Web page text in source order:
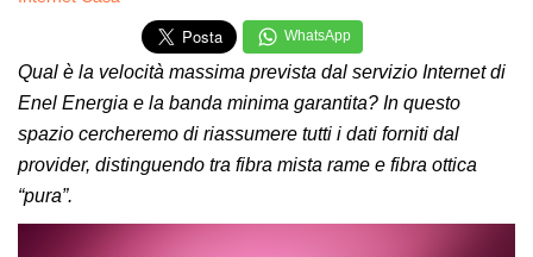
WhatsApp
Qual è la velocità massima prevista dal servizio Internet di
Enel Energia e la banda minima garantita? In questo
spazio cercheremo di riassumere tutti i dati forniti dal
provider, distinguendo tra fibra mista rame e fibra ottica
“pura”.